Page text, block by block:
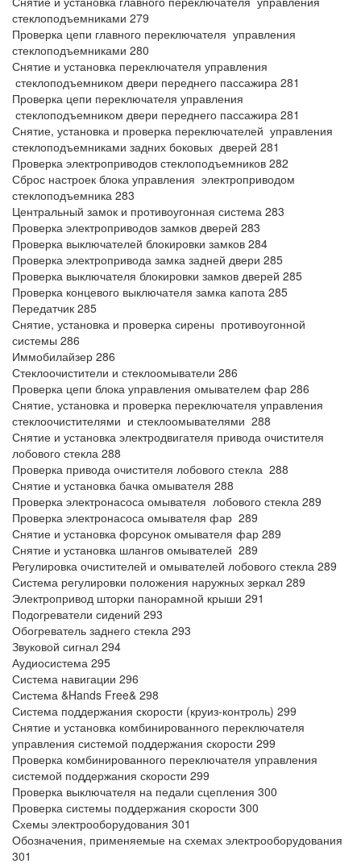
стеклоподъемниками 279
Проверка цепи главного переключателя управления
стеклоподъемниками 280
Снятие и установка переключателя управления
стеклоподъемником двери переднего пассажира 281
Проверка цепи переключателя управления
стеклоподъемником двери переднего пассажира 281
Снятие, установка и проверка переключателей управления
стеклоподъемниками задних боковых дверей 281
Проверка электроприводов стеклоподъемников 282
Сброс настроек блока управления электроприводом
стеклоподъемника 283
Центральный замок и противоугонная система 283
Проверка электроприводов замков дверей 283
Проверка выключателей блокировки замков 284
Проверка электропривода замка задней двери 285
Проверка выключателя блокировки замков дверей 285
Проверка концевого выключателя замка капота 285
Передатчик 285
Снятие, установка и проверка сирены противоугонной
системы 286
Иммобилайзер 286
Стеклоочистители и стеклоомыватели 286
Проверка цепи блока управления омывателем фар 286
Снятие, установка и проверка переключателя управления
стеклоочистителями и стеклоомывателями 288
Снятие и установка электродвигателя привода очистителя
лобового стекла 288
Проверка привода очистителя лобового стекла 288
Снятие и установка бачка омывателя 288
Проверка электронасоса омывателя лобового стекла 289
Проверка электронасоса омывателя фар 289
Снятие и установка форсунок омывателя фар 289
Снятие и установка шлангов омывателей 289
Регулировка очистителей и омывателей лобового стекла 289
Система регулировки положения наружных зеркал 289
Электропривод шторки панорамной крыши 291
Подогреватели сидений 293
Обогреватель заднего стекла 293
Звуковой сигнал 294
Аудиосистема 295
Система навигации 296
Система &Hands Free& 298
Система поддержания скорости (круиз-контроль) 299
Снятие и установка комбинированного переключателя
управления системой поддержания скорости 299
Проверка комбинированного переключателя управления
системой поддержания скорости 299
Проверка выключателя на педали сцепления 300
Проверка системы поддержания скорости 300
Схемы электрооборудования 301
Обозначения, применяемые на схемах электрооборудования
301